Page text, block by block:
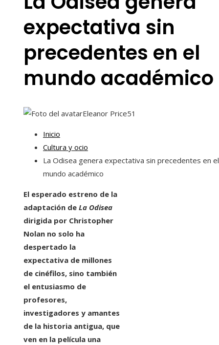
expectativa sin
precedentes en el
mundo académico
Eleanor Price51
Inicio
Cultura y ocio
La Odisea genera expectativa sin precedentes en el
mundo académico
El esperado estreno de la
adaptación de La Odisea
dirigida por Christopher
Nolan no solo ha
despertado la
expectativa de millones
de cinéfilos, sino también
el entusiasmo de
profesores,
investigadores y amantes
de la historia antigua, que
ven en la película una